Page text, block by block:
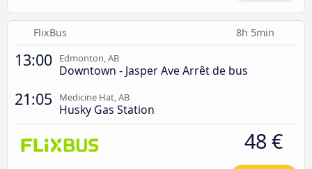
FlixBus 8h 5min
13:00 Edmonton, AB
Downtown - Jasper Ave Arrêt de bus
21:05 Medicine Hat, AB
Husky Gas Station
48 €